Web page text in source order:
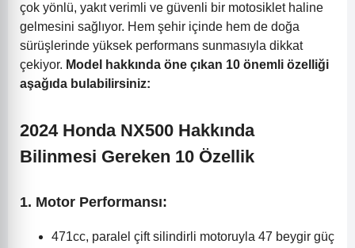
çok yönlü, yakıt verimli ve güvenli bir motosiklet haline
gelmesini sağlıyor. Hem şehir içinde hem de doğa
sürüşlerinde yüksek performans sunmasıyla dikkat
çekiyor. Model hakkında öne çıkan 10 önemli özelliği
aşağıda bulabilirsiniz:
2024 Honda NX500 Hakkında
Bilinmesi Gereken 10 Özellik
1. Motor Performansı:
471cc, paralel çift silindirli motoruyla 47 beygir güç